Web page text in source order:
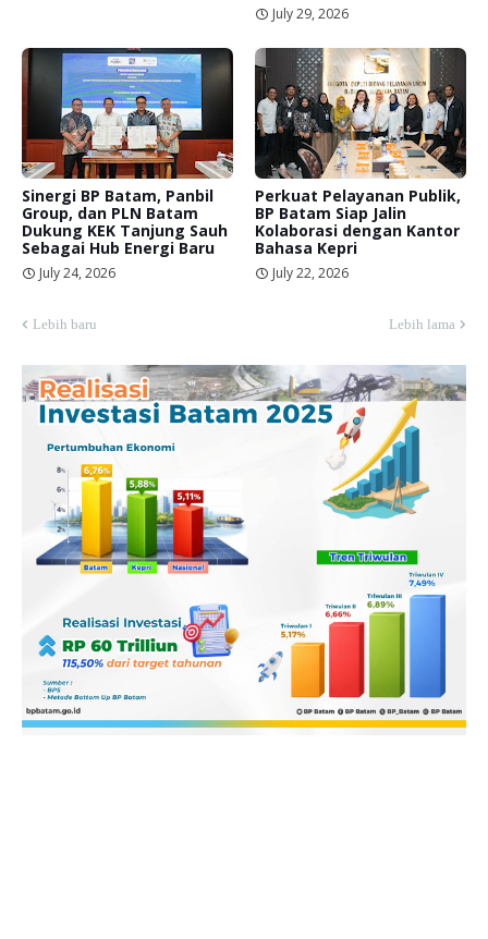
July 29, 2026
Sinergi BP Batam, Panbil
Group, dan PLN Batam
Dukung KEK Tanjung Sauh
Sebagai Hub Energi Baru
July 24, 2026
Perkuat Pelayanan Publik,
BP Batam Siap Jalin
Kolaborasi dengan Kantor
Bahasa Kepri
July 22, 2026
Lebih baru Lebih lama